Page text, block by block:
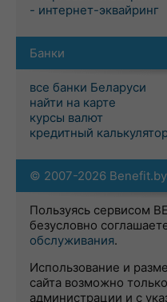
- интернет-эквайринг
Банки
все банки Беларуси
найти на карте
курсы валют
кредитный
© 2007-2026 Benefit.by
Пользуясь сервисом
безусловно
обслуживания.
Использование и
сайта возможно
администрации и с